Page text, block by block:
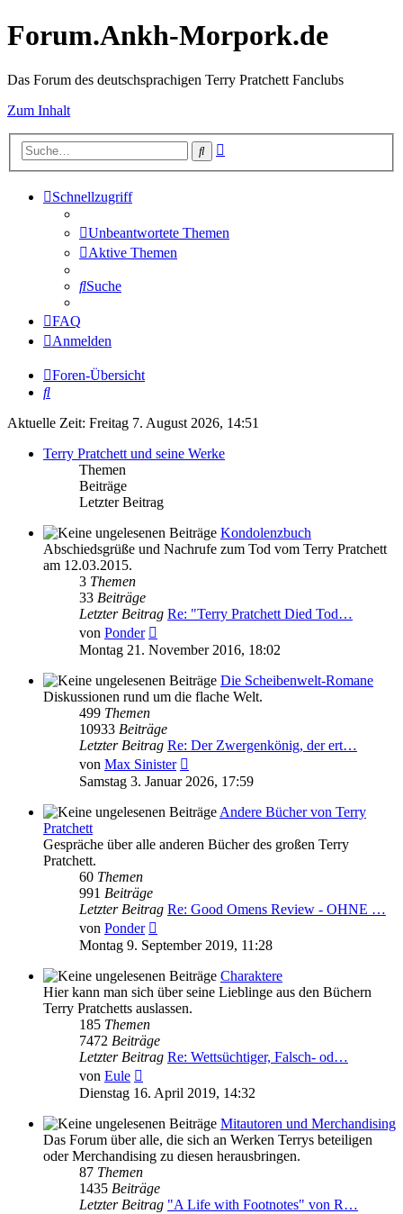
Forum.Ankh-Morpork.de
Das Forum des deutschsprachigen Terry Pratchett Fanclubs
Zum Inhalt
Suche
Schnellzugriff
Unbeantwortete Themen
Aktive Themen
Suche
FAQ
Anmelden
Foren-Übersicht
Suche
Aktuelle Zeit: Freitag 7. August 2026, 14:51
Terry Pratchett und seine Werke
Themen
Beiträge
Letzter Beitrag
Kondolenzbuch
Abschiedsgrüße und Nachrufe zum Tod vom Terry Pratchett
am 12.03.2015.
3 Themen
33 Beiträge
Letzter Beitrag Re: "Terry Pratchett Died Tod…
von Ponder
Beitrag
Montag 21. November 2016, 18:02
Die Scheibenwelt-Romane
Diskussionen rund um die flache Welt.
499 Themen
10933 Beiträge
Letzter Beitrag Re: Der Zwergenkönig, der ert…
von Max Sinister
Beitrag
Samstag 3. Januar 2026, 17:59
Andere Bücher von Terry
Pratchett
Gespräche über alle anderen Bücher des großen Terry
Pratchett.
60 Themen
991 Beiträge
Letzter Beitrag Re: Good Omens Review - OHNE …
von Ponder
Beitrag
Montag 9. September 2019, 11:28
Charaktere
Hier kann man sich über seine Lieblinge aus den Büchern
Terry Pratchetts auslassen.
185 Themen
7472 Beiträge
Letzter Beitrag Re: Wettsüchtiger, Falsch- od…
von Eule
Beitrag
Dienstag 16. April 2019, 14:32
Mitautoren und Merchandising
Das Forum über alle, die sich an Werken Terrys beteiligen
oder Merchandising zu diesen herausbringen.
87 Themen
1435 Beiträge
Letzter Beitrag "A Life with Footnotes" von R…